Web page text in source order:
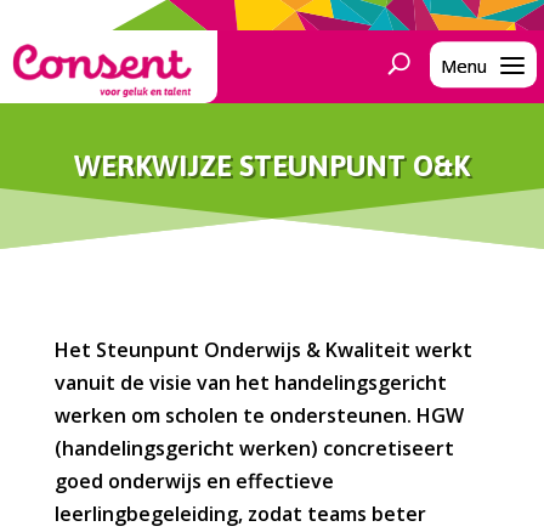
WERKWIJZE STEUNPUNT O&K
Het Steunpunt Onderwijs & Kwaliteit werkt
vanuit de visie van het handelingsgericht
werken om scholen te ondersteunen. HGW
(handelingsgericht werken) concretiseert
goed onderwijs en effectieve
leerlingbegeleiding, zodat teams beter